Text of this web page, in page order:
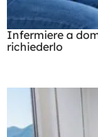
Infermiere a
richiederlo